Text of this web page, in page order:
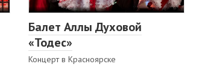
Балет Аллы Духовой
«Тодес»
Концерт в Красноярске